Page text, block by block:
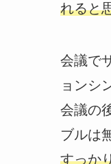
れると
会議で
ョンシ
会議の
ブルは
すっか